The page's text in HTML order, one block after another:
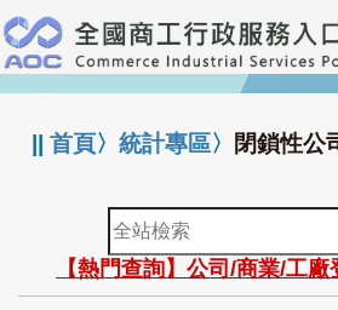
跳
到
主
要
:::
||首頁〉統計專區〉 閉鎖性公
全
站
檢
索
【熱門查詢】公司/商業/工